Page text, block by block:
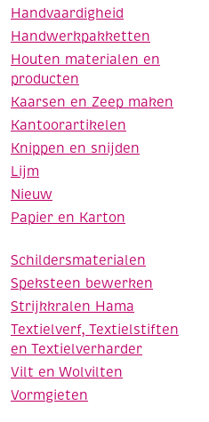
Handvaardigheid
Handwerkpakketten
Houten materialen en
producten
Kaarsen en Zeep maken
Kantoorartikelen
Knippen en snijden
Lijm
Nieuw
Papier en Karton
Schildersmaterialen
Speksteen bewerken
Strijkkralen Hama
Textielverf, Textielstiften
en Textielverharder
Vilt en Wolvilten
Vormgieten